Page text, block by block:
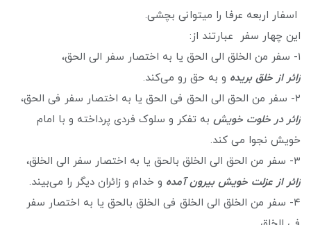
اسفار اربعه عرفا را میتوانی بچشی.
این چهار سفر عبارتند از:
۱- سفر من الخلق الی الحق یا به اختصار سفر الی الحق،
زائر از خلق بریده و به حق رو می‌کند.
۲- سفر من الحق الی الحق فی الحق یا به اختصار سفر فی الحق،
زائر در خلوت خویش به تفکر و سلوک فردی پرداخته و با امام
خویش نجوا می کند.
۳- سفر من الحق الی الخلق بالحق یا به اختصار سفر الی الخلق،
زائر از عزلت خویش بیرون آمده و خدام و زائران دیگر را می‌بیند.
۴- سفر من الخلق الی الخلق فی الخلق بالحق یا به اختصار سفر